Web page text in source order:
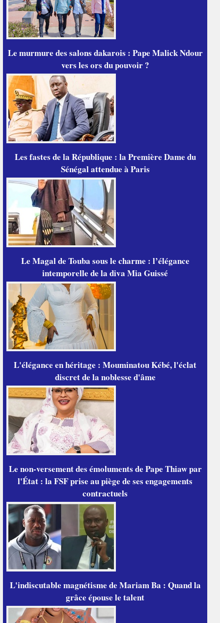
Le murmure des salons dakarois : Pape Malick Ndour
vers les ors du pouvoir ?
Les fastes de la République : la Première Dame du
Sénégal attendue à Paris
Le Magal de Touba sous le charme : l’élégance
intemporelle de la diva Mia Guissé
L'élégance en héritage : Mouminatou Kébé, l'éclat
discret de la noblesse d'âme
Le non-versement des émoluments de Pape Thiaw par
l'État : la FSF prise au piège de ses engagements
contractuels
L'indiscutable magnétisme de Mariam Ba : Quand la
grâce épouse le talent